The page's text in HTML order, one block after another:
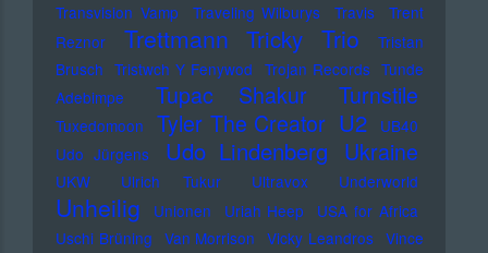
Transvision Vamp
Traveling Wilburys Travis
Trent
Reznor
Trettmann Tricky Trio
Tristan
Brusch Tristwch Y Fenywod Trojan Records Tunde
Adebimpe
Tupac Shakur Turnstile
Tuxedomoon Tyler The Creator U2
UB40
Udo Jürgens
Udo Lindenberg Ukraine
UKW Ulrich Tukur Ultravox Underworld
Unheilig Unionen Uriah Heep
USA for Africa
Uschi Brüning Van Morrison Vicky Leandros Vince